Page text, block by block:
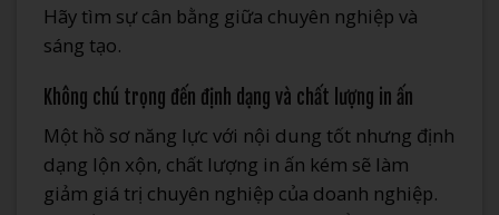
Hãy tìm sự cân bằng giữa chuyên nghiệp và
sáng tạo.
Không chú trọng đến định dạng và chất lượng in ấn
Một hồ sơ năng lực với nội dung tốt nhưng định
dạng lộn xộn, chất lượng in ấn kém sẽ làm
giảm giá trị chuyên nghiệp của doanh nghiệp.